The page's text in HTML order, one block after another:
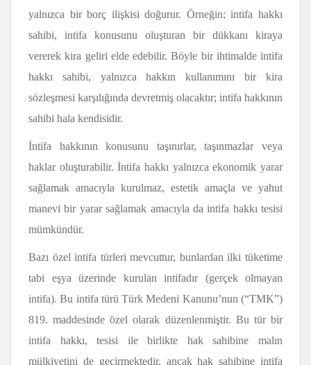
yalnızca bir borç ilişkisi doğurur. Örneğin; intifa hakkı
sahibi, intifa konusunu oluşturan bir dükkanı kiraya
vererek kira geliri elde edebilir. Böyle bir ihtimalde intifa
hakkı sahibi, yalnızca hakkın kullanımını bir kira
sözleşmesi karşılığında devretmiş olacaktır; intifa hakkının
sahibi hala kendisidir.
İntifa hakkının konusunu taşınırlar, taşınmazlar veya
haklar oluşturabilir. İntifa hakkı yalnızca ekonomik yarar
sağlamak amacıyla kurulmaz, estetik amaçla ve yahut
manevi bir yarar sağlamak amacıyla da intifa hakkı tesisi
mümkündür.
Bazı özel intifa türleri mevcuttur, bunlardan ilki tüketime
tabi eşya üzerinde kurulan intifadır (gerçek olmayan
intifa). Bu intifa türü Türk Medeni Kanunu’nun (“TMK”)
819. maddesinde özel olarak düzenlenmiştir. Bu tür bir
intifa hakkı, tesisi ile birlikte hak sahibine malın
mülkiyetini de geçirmektedir, ancak hak sahibine intifa